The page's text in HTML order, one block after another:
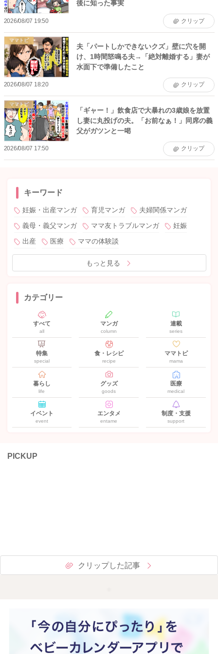
後に知った事実
2026/08/07 19:50 クリップ
ママトピ
夫「パートしかできないクズ」壁に穴を開
け、1時間怒鳴る夫→「絶対離婚する」妻が
水面下で準備したこと
2026/08/07 18:20 クリップ
ママトピ
「ギャー！」飲食店で大暴れの3歳娘を放置
し妻に丸投げの夫。「お前なぁ！」同席の義
父がガツンと一喝
2026/08/07 17:50 クリップ
キーワード
妊娠・出産マンガ 育児マンガ
夫婦関係マンガ
義母・義父マンガ
ママ友トラブルマンガ
妊娠
出産
医療 ママの体験談
もっと見る
カテゴリー
すべて
all
マンガ
column
連載
series
特集
special
食・レシピ
recipe
ママトピ
mama
暮らし
life
グッズ
goods
医療
medical
イベント
event
エンタメ
entame
制度・支援
support
PICKUP
クリップした記事